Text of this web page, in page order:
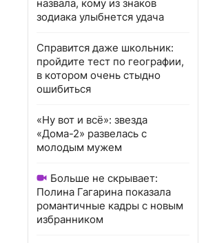
назвала, кому из знаков
зодиака улыбнется удача
Справится даже школьник:
пройдите тест по географии,
в котором очень стыдно
ошибиться
«Ну вот и всё»: звезда
«Дома-2» развелась с
молодым мужем
Больше не скрывает:
Полина Гагарина показала
романтичные кадры с новым
избранником